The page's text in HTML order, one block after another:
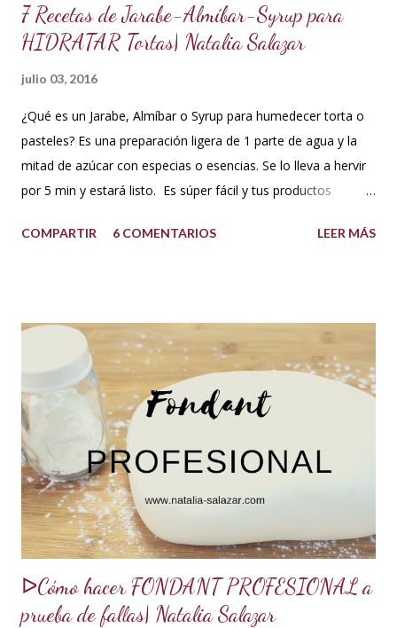
7 Recetas de Jarabe-Almíbar-Syrup para
HIDRATAR Tortas| Natalia Salazar
julio 03, 2016
¿Qué es un Jarabe, Almíbar o Syrup para humedecer torta o
pasteles? Es una preparación ligera de 1 parte de agua y la
mitad de azúcar con especias o esencias. Se lo lleva a hervir
por 5 min y estará listo. Es súper fácil y tus productos
USOS: Siempre que hacemos una torta cubierta
porque el producto estaba muy seco al salir del horno o
porque la receta era básica como suelen ser los bizcochuelos
de batido liviano como el Genovés, Angel cake, etc. Así tus
tortas y pasteles te quedarán húmedos y mucho más
sabrosos. Los jarabes pueden ser de diferentes sabores, de
acuerdo a los ingredientes que usemos. Aquí te comparto
una...
COMPARTIR 6 COMENTARIOS LEER MÁS
ᐅCómo hacer FONDANT PROFESIONAL a
prueba de fallas| Natalia Salazar